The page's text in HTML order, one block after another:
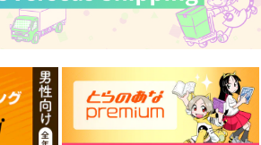
≪新刊発売記念
≫【B5アクリルボー
T2 ART WORKS
専売 4,400 （税込）
オリジナル
黒白のアヴェスター 2
関
専売 2,178円（税込）
Luminous
葉月ゆら
Sanctuary
team OS